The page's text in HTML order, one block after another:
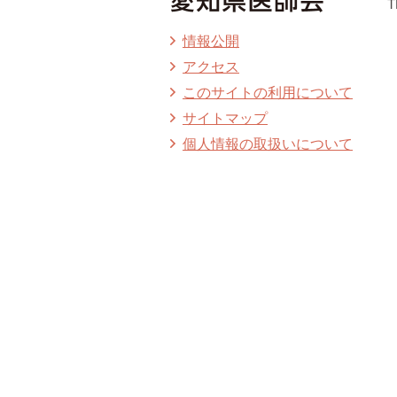
情報公開
アクセス
このサイトの利用について
サイトマップ
個人情報の取扱いについて